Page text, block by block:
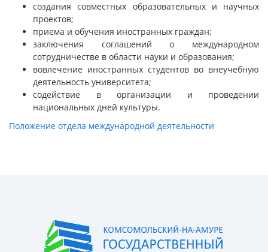
создания совместных образовательных и научных
проектов;
приема и обучения иностранных граждан;
заключения соглашений о международном
сотрудничестве в области науки и образования;
вовлечение иностранных студентов во внеучебную
деятельность университета;
содействие в организации и проведении
национальных дней культуры.
Положение отдела международной деятельности